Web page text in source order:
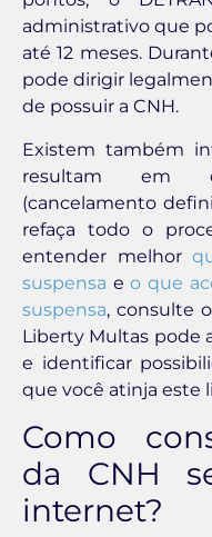
administrativo que
até 12 meses.
pode dirigir
de possuir a CNH.
Existem também
resultam em
(cancelamento
refaça todo o
entender melhor
suspensa eo que
suspensa, consulte
Liberty Multas pode
e identificar
que você atinja este
Como
da CNH
internet?